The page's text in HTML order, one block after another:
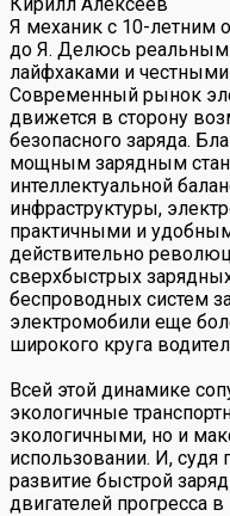
Я механик с 10-летним
до Я. Делюсь
лайфхаками и
Современный рынок
движется в сторону
безопасного заряда.
мощным зарядным
интеллектуальной
инфраструктуры,
практичными и
действительно
сверхбыстрых
беспроводных систем
электромобили еще
широкого круга
Всей этой динамике
экологичные
экологичными, но и
использовании. И,
развитие быстрой
двигателей прогресса